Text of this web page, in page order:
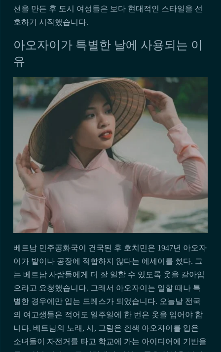
션을 만든 후 도시 여성들은 보다 현대적인 스타일을 선
호하기 시작했습니다.
아오자이가 특별한 날에 사용되는 이
유
베트남 민주공화국이 건국된 후 호치민은 1947년 아오자
이가 밭이나 공장에 적합하지 않다는 에세이를 썼다. 그
는 베트남 사람들에게 더 잘 일할 수 있도록 옷을 갈아입
으라고 요청했습니다. 그래서 아오자이는 일할 때나 특
별한 경우에만 입는 드레스가 되었습니다. 오늘날 전국
의 여고생들은 적어도 일주일에 한 번은 옷을 입어야 합
니다. 베트남의 노래, 시, 그림은 흰색 아오자이를 입은
소녀들이 자전거를 타고 학교에 가는 아이디어에 기반을